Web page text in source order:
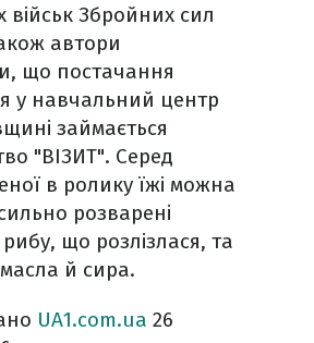
військ Збройних сил
автори
що постачання
у навчальний центр
займається
"ВІЗИТ". Серед
в ролику їжі можна
розварені
що розлізлася, та
й сира.
UA1.com.ua 26